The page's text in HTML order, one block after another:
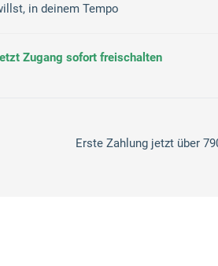
in deinem Tempo
Zugang sofort freischalten
Erste Zahlung jetzt über